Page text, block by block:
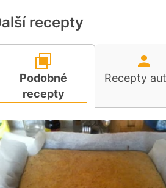
recepty
Podobné
recepty
Recepty